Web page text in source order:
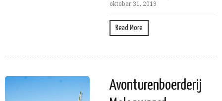
oktober 31, 2019
Read More
Avonturenboerderij